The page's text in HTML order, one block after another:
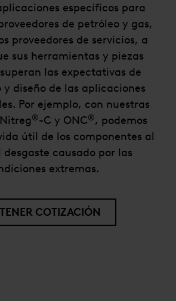
específicos para
de petróleo y gas,
proveedores de servicios, a
sus herramientas y piezas
las expectativas de
diseño de las aplicaciones
Por ejemplo, con nuestras
®-C y ONC®, podemos
útil de los componentes al
causado por las
extremas.
COTIZACIÓN